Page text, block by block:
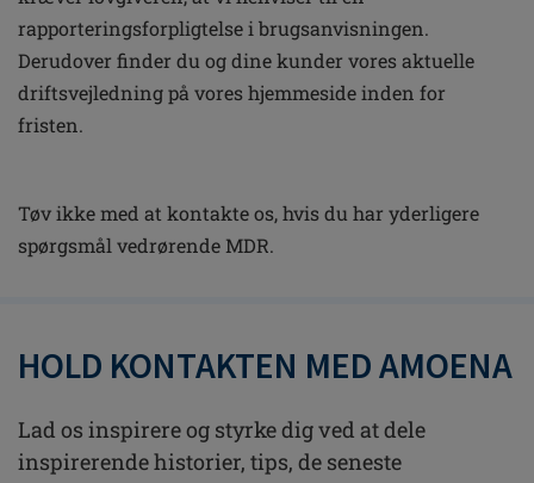
rapporteringsforpligtelse i brugsanvisningen.
Derudover finder du og dine kunder vores aktuelle
driftsvejledning på vores hjemmeside inden for
fristen.
Tøv ikke med at kontakte os, hvis du har yderligere
spørgsmål vedrørende MDR.
HOLD KONTAKTEN MED AMOENA
Lad os inspirere og styrke dig ved at dele
inspirerende historier, tips, de seneste